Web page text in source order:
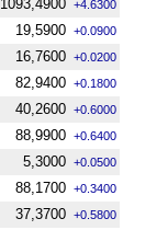
1093,4900 +4.6300
19,5900 +0.0900
16,7600 +0.0200
82,9400 +0.1800
40,2600 +0.6000
88,9900 +0.6400
5,3000 +0.0500
88,1700 +0.3400
37,3700 +0.5800